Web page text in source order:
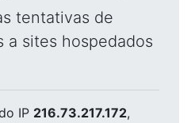
tentativas de
a sites hospedados
IP 216.73.217.172,